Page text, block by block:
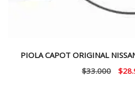
PIOLA CAPOT ORIGINAL
$33.000
El
$